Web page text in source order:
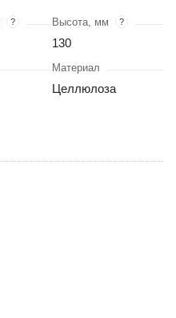
? Высота, мм ?
130
Материал
Целлюлоза